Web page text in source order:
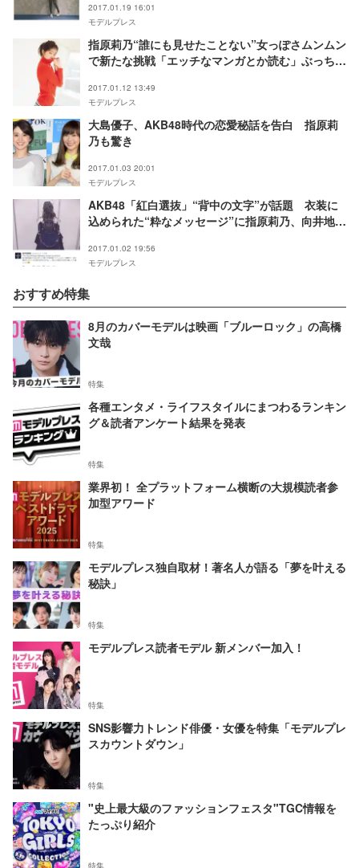
2017.01.19 16:01
モデルプレス
指原莉乃“誰にも見せたことない”女っぽさムンムン
で新たな挑戦「エッチなマンガとか読む」ぶっちゃ
2017.01.12 13:49
モデルプレス
大島優子、AKB48時代の恋愛秘話を告白 指原莉
乃も驚き
2017.01.03 20:01
モデルプレス
AKB48「紅白選抜」“背中の文字”が話題 衣装に
込められた“粋なメッセージ”に指原莉乃、向井地美
2017.01.02 19:56
モデルプレス
おすすめ特集
8月のカバーモデルは映画「ブルーロック」の高橋
文哉
特集
各種エンタメ・ライフスタイルにまつわるランキン
グ＆読者アンケート結果を発表
特集
業界初！ 全プラットフォーム横断の大規模読者参
加型アワード
特集
モデルプレス独自取材！著名人が語る「夢を叶える
秘訣」
特集
モデルプレス読者モデル 新メンバー加入！
特集
SNS影響力トレンド俳優・女優を特集「モデルプレ
スカウントダウン」
特集
"史上最大級のファッションフェスタ"TGC情報を
たっぷり紹介
特集